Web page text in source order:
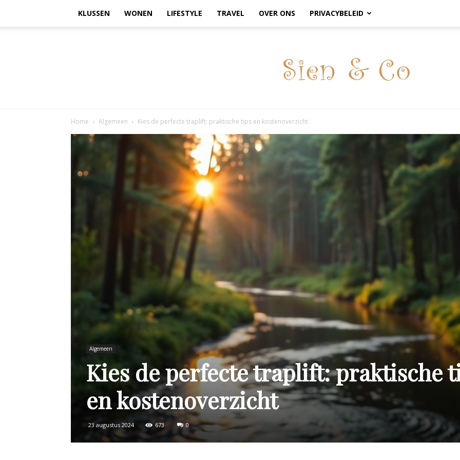
KLUSSEN WONEN LIFESTYLE TRAVEL OVER ONS PRIVACYBELEID
Home Algemeen Kies de perfecte traplift: praktische tips en kostenoverzicht
Algemeen
Kies de perfecte traplift: praktische
en kostenoverzicht
23 augustus 2024 673 0